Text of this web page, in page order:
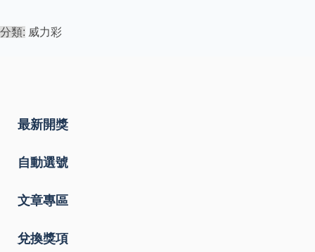
分類: 威力彩
最新開獎
自動選號
文章專區
兌換獎項